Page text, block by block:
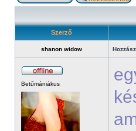
Szerző
shanon widow
Betűmániákus